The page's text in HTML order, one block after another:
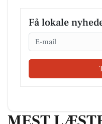
Få lokale
Email